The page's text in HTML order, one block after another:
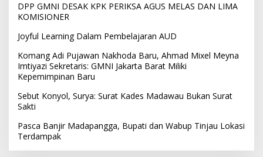
DPP GMNI DESAK KPK PERIKSA AGUS MELAS DAN LIMA
KOMISIONER
Joyful Learning Dalam Pembelajaran AUD
Komang Adi Pujawan Nakhoda Baru, Ahmad Mixel Meyna
Imtiyazi Sekretaris: GMNI Jakarta Barat Miliki
Kepemimpinan Baru
Sebut Konyol, Surya: Surat Kades Madawau Bukan Surat
Sakti
Pasca Banjir Madapangga, Bupati dan Wabup Tinjau Lokasi
Terdampak